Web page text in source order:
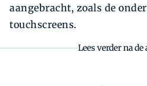
aangebracht, zoals de
touchscreens.
Lees verder na